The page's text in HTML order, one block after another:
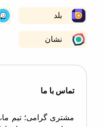
ویز
نشان
با ما
گرامی؛ تیم ما، آماده